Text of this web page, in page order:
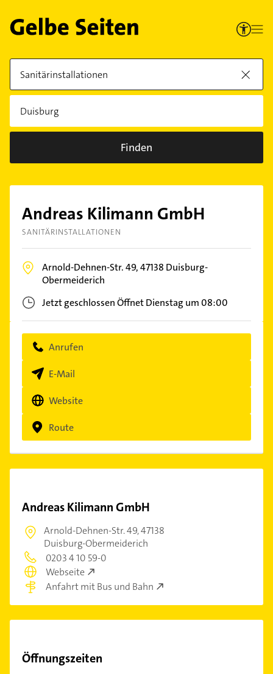
Finden
Andreas Kilimann GmbH
SANITÄRINSTALLATIONEN
Arnold-Dehnen-Str. 49,47138 Duisburg-
Obermeiderich
Jetzt geschlossenÖffnet Dienstag um 08:00
Anrufen
E-Mail
Website
Route
Andreas Kilimann GmbH
Arnold-Dehnen-Str. 49,47138
Duisburg-Obermeiderich
0203 4 10 59-0
Webseite
Anfahrt mit Bus und Bahn
Öffnungszeiten